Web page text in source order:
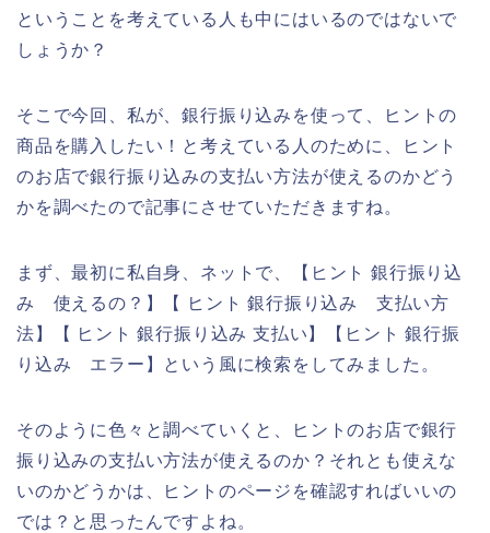
ということを考えている人も中にはいるのではないで
しょうか？
そこで今回、私が、銀行振り込みを使って、ヒントの
商品を購入したい！と考えている人のために、ヒント
のお店で銀行振り込みの支払い方法が使えるのかどう
かを調べたので記事にさせていただきますね。
まず、最初に私自身、ネットで、【ヒント 銀行振り込
み 使えるの？】【 ヒント 銀行振り込み 支払い方
法】【 ヒント 銀行振り込み 支払い】【ヒント 銀行振
り込み エラー】という風に検索をしてみました。
そのように色々と調べていくと、ヒントのお店で銀行
振り込みの支払い方法が使えるのか？それとも使えな
いのかどうかは、ヒントのページを確認すればいいの
では？と思ったんですよね。